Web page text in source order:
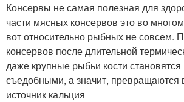
Консервы не самая полезная для
части мясных консервов это во
вот относительно рыбных не совсем.
консервов после длительной
даже крупные рыбьи кости
съедобными, а значит, превращаются
источник кальция